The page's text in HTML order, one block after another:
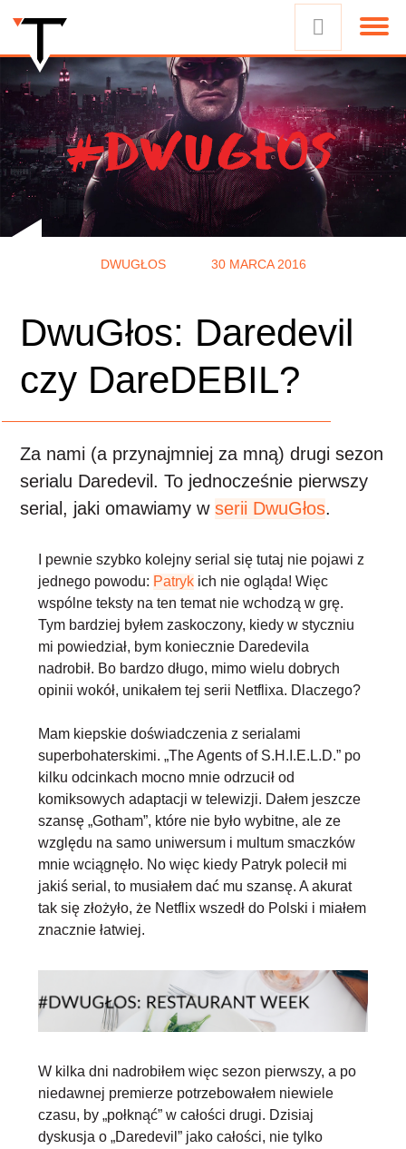
DWUGŁOS 30 MARCA 2016
DwuGłos: Daredevil
czy DareDEBIL?
Za nami (a przynajmniej za mną) drugi sezon
serialu Daredevil. To jednocześnie pierwszy
serial, jaki omawiamy wserii DwuGłos.
I pewnie szybko kolejny serial się tutaj nie pojawi z
jednego powodu: Patryk ich nie ogląda! Więc
wspólne teksty na ten temat nie wchodzą w grę.
Tym bardziej byłem zaskoczony, kiedy w styczniu
mi powiedział, bym koniecznie Daredevila
nadrobił. Bo bardzo długo, mimo wielu dobrych
opinii wokół, unikałem tej serii Netflixa. Dlaczego?
Mam kiepskie doświadczenia z serialami
superbohaterskimi. „The Agents of S.H.I.E.L.D.” po
kilku odcinkach mocno mnie odrzucił od
komiksowych adaptacji w telewizji. Dałem jeszcze
szansę „Gotham”, które nie było wybitne, ale ze
względu na samo uniwersum i multum smaczków
mnie wciągnęło. No więc kiedy Patryk polecił mi
jakiś serial, to musiałem dać mu szansę. A akurat
tak się złożyło, że Netflix wszedł do Polski i miałem
znacznie łatwiej.
W kilka dni nadrobiłem więc sezon pierwszy, a po
niedawnej premierze potrzebowałem niewiele
czasu, by „połknąć” w całości drugi. Dzisiaj
dyskusja o „Daredevil” jako całości, nie tylko